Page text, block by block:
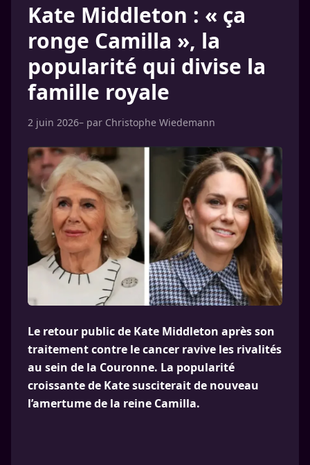
Kate Middleton : « ça
ronge Camilla », la
popularité qui divise la
famille royale
2 juin 2026– par Christophe Wiedemann
Le retour public de Kate Middleton après son
traitement contre le cancer ravive les rivalités
au sein de la Couronne. La popularité
croissante de Kate susciterait de nouveau
l’amertume de la reine Camilla.